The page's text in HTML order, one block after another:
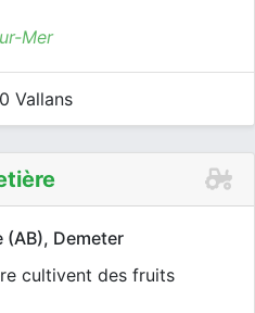
Mer
Vallans
Demeter
cultivent des fruits